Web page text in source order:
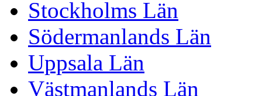
Stockholms Län
Södermanlands Län
Uppsala Län
Västmanlands Län